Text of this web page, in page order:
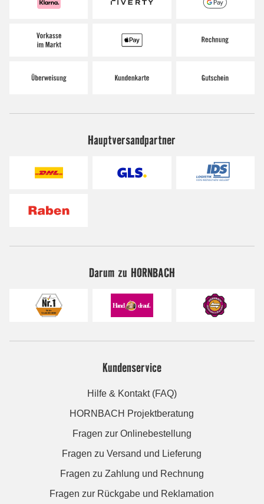
Hauptversandpartner
Darum zu HORNBACH
Kundenservice
Hilfe & Kontakt (FAQ)
HORNBACH Projektberatung
Fragen zur Onlinebestellung
Fragen zu Versand und Lieferung
Fragen zu Zahlung und Rechnung
Fragen zur Rückgabe und Reklamation